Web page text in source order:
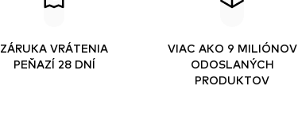
ZÁRUKA VRÁTENIA
PEŇAZÍ 28 DNÍ
VIAC AKO 9 MILIÓNOV
ODOSLANÝCH
PRODUKTOV